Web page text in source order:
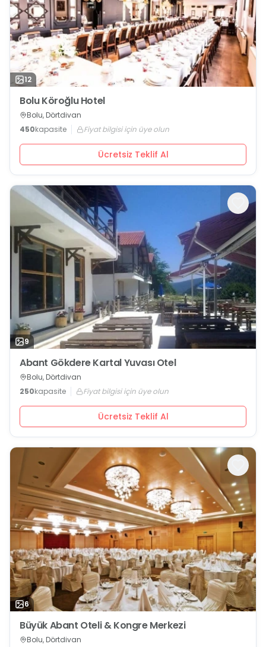
12
Bolu Köroğlu Hotel
Bolu, Dörtdivan
450kapasite Fiyat bilgisi için üye olun
Ücretsiz Teklif Al
9
Abant Gökdere Kartal Yuvası Otel
Bolu, Dörtdivan
250kapasite Fiyat bilgisi için üye olun
Ücretsiz Teklif Al
6
Büyük Abant Oteli & Kongre Merkezi
Bolu, Dörtdivan